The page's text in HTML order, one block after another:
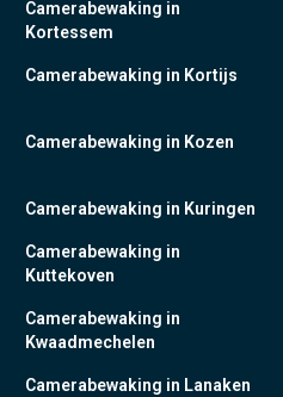
Camerabewaking in
Kortessem
Camerabewaking in Kortijs
Camerabewaking in Kozen
Camerabewaking in Kuringen
Camerabewaking in
Kuttekoven
Camerabewaking in
Kwaadmechelen
Camerabewaking in Lanaken